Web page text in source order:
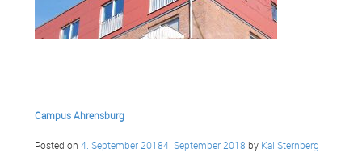
Campus Ahrensburg
Posted on 4. September 20184. September 2018 by Kai Sternberg